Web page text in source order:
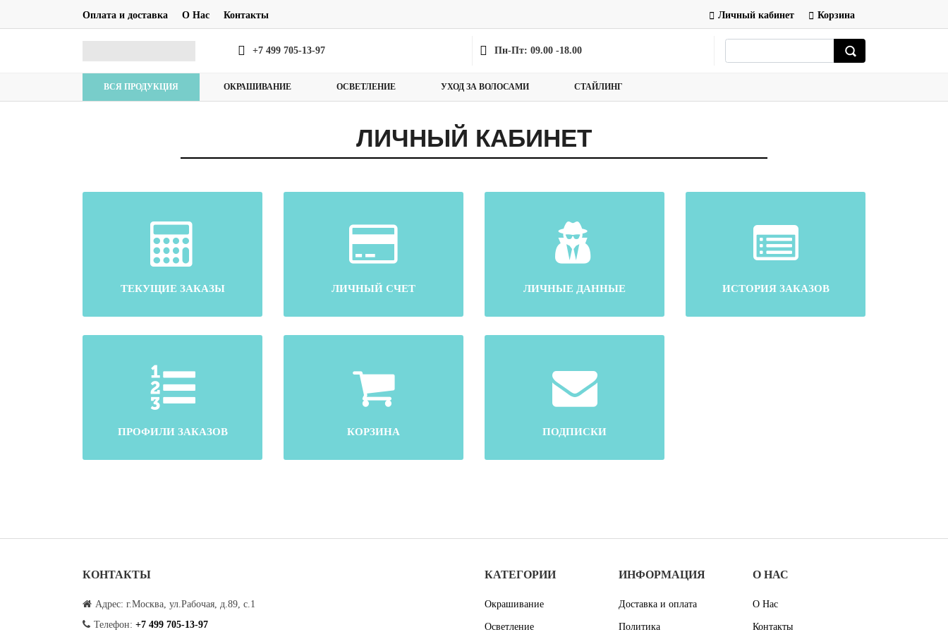
Оплата и доставка О Нас Контакты Личный кабинет Корзина
+7 499 705-13-97 Пн-Пт: 09.00 -18.00
ВСЯ ПРОДУКЦИЯ ОКРАШИВАНИЕ ОСВЕТЛЕНИЕ УХОД ЗА ВОЛОСАМИ СТАЙЛИНГ
ЛИЧНЫЙ КАБИНЕТ
ТЕКУЩИЕ ЗАКАЗЫ ЛИЧНЫЙ СЧЕТ ЛИЧНЫЕ ДАННЫЕ ИСТОРИЯ ЗАКАЗОВ
ПРОФИЛИ ЗАКАЗОВ КОРЗИНА ПОДПИСКИ
КОНТАКТЫ
Адрес: г.Москва, ул.Рабочая, д.89, с.1
Телефон: +7 499 705-13-97
КАТЕГОРИИ
Окрашивание
Осветление
ИНФОРМАЦИЯ
Доставка и оплата
Политика
О НАС
О Нас
Контакты